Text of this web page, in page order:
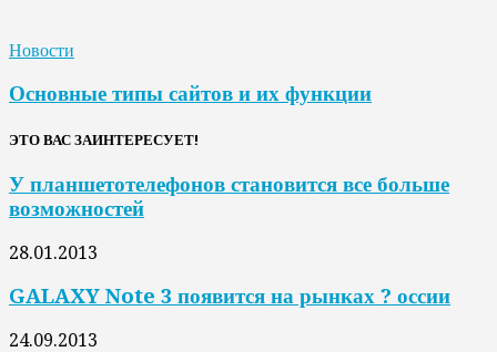
Новости
Основные типы сайтов и их функции
ЭТО ВАС ЗАИНТЕРЕСУЕТ!
У планшетотелефонов становится все больше
возможностей
28.01.2013
GALAXY Note 3 появится на рынках ? оссии
24.09.2013